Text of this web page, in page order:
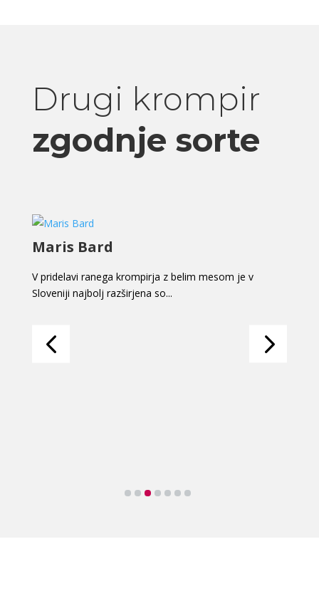
Drugi krompir
zgodnje sorte
Maris Bard
V pridelavi ranega krompirja z belim mesom je v
Sloveniji najbolj razširjena so...